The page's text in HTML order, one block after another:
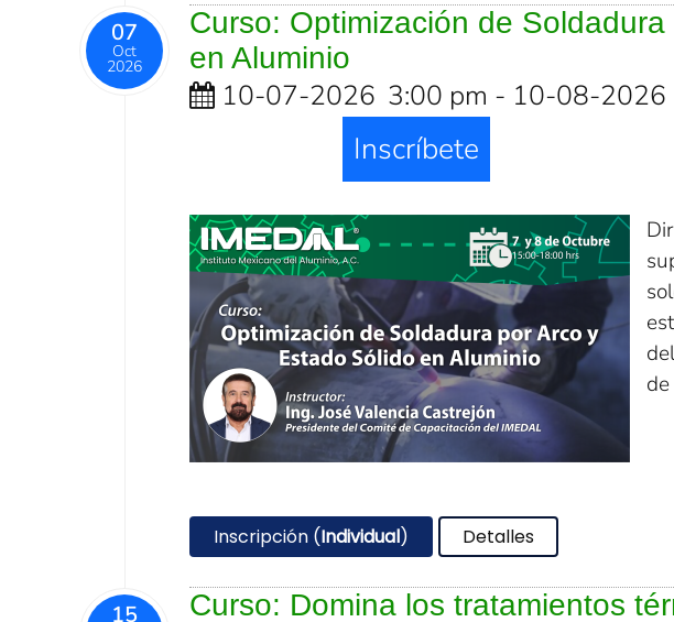
07
Oct
2026
Curso: Optimización de
en Aluminio
10-07-2026 3:00 pm - 10-08-2026
Inscríbete
Inscripción (Individual) Detalles
15 Curso: Domina los tratamientos